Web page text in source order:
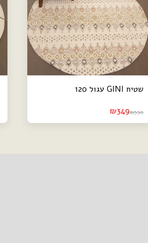
שטיח GINI עגול 120
₪550
₪349